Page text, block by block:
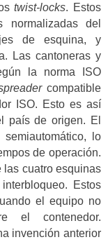
twist-locks. Estos
normalizadas del
de esquina, y
Las cantoneras y
la norma ISO
compatible
ISO. Esto es así
país de origen. El
lo
de operación.
cuatro esquinas
Estos
el equipo no
el contenedor.
invención anterior